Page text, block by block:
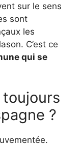
sur le sens
sont
les
C’est ce
qui se
?